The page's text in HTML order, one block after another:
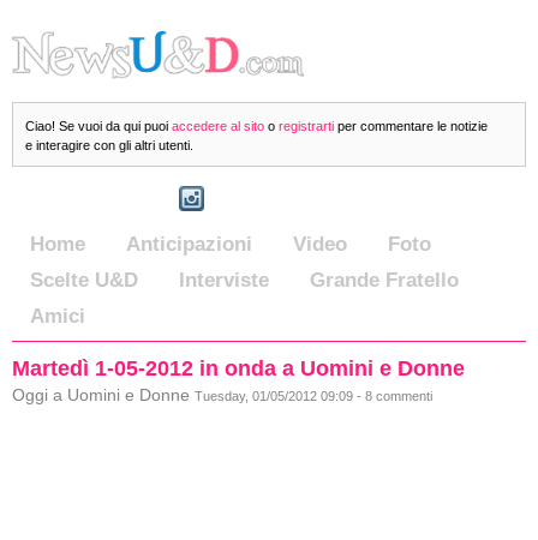
Ciao! Se vuoi da qui puoi accedere al sito o registrarti per commentare le notizie
e interagire con gli altri utenti.
Home Anticipazioni Video
Foto
Scelte U&D
Interviste
Grande Fratello
Amici
Martedì 1-05-2012 in onda a Uomini e Donne
Oggi a Uomini e Donne Tuesday, 01/05/2012 09:09 - 8 commenti